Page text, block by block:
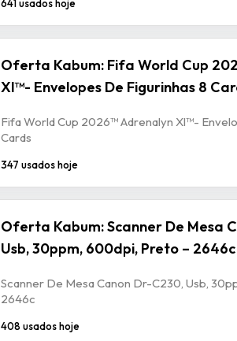
641 usados hoje
Oferta Kabum: Fifa World Cup
Xl™- Envelopes De Figurinhas 8
Fifa World Cup 2026™ Adrenalyn Xl™-
Cards
347 usados hoje
Oferta Kabum: Scanner De Mesa
Usb, 30ppm, 600dpi, Preto – 2646c
Scanner De Mesa Canon Dr-C230, Usb,
2646c
408 usados hoje